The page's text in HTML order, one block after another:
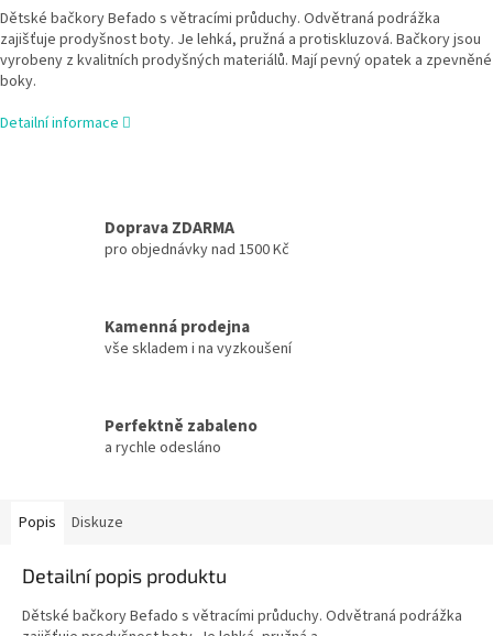
Dětské bačkory Befado s větracími průduchy. Odvětraná podrážka
zajišťuje prodyšnost boty. Je lehká, pružná a protiskluzová. Bačkory jsou
vyrobeny z kvalitních prodyšných materiálů. Mají pevný opatek a zpevněné
boky.
Detailní informace
Doprava ZDARMA
pro objednávky nad 1500 Kč
Kamenná prodejna
vše skladem i na vyzkoušení
Perfektně zabaleno
a rychle odesláno
Popis Diskuze
Detailní popis produktu
Dětské bačkory Befado s větracími průduchy. Odvětraná podrážka